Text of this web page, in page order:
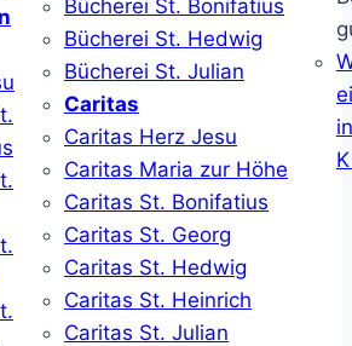
Bücherei St. Bonifatius
Bücherei St. Hedwig
Bücherei St. Julian
Caritas
Caritas Herz Jesu
Caritas Maria zur Höhe
Caritas St. Bonifatius
Caritas St. Georg
Caritas St. Hedwig
Caritas St. Heinrich
Caritas St. Julian